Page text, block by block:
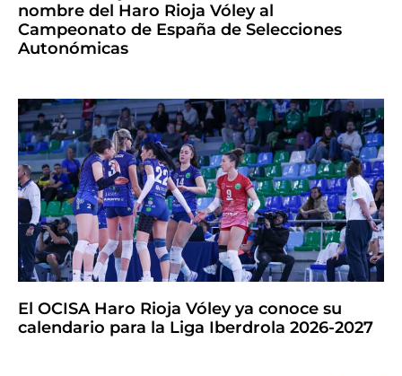
nombre del Haro Rioja Vóley al
Campeonato de España de Selecciones
Autonómicas
El OCISA Haro Rioja Vóley ya conoce su
calendario para la Liga Iberdrola 2026-2027